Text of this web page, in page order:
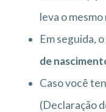
leva o mesmo
Em seguida,
de
Caso você
(Declaração